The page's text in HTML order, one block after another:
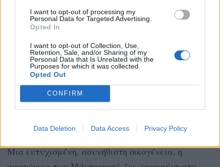
I want to opt-out of processing my
Personal Data for Targeted Advertising.
Opted In
I want to opt-out of Collection, Use,
Retention, Sale, and/or Sharing of my
Personal Data that Is Unrelated with the
Purposes for which it was collected.
Opted Out
CONFIRM
Data Deletion Data Access Privacy Policy
Ενκάντο: Ένας Κόσμος Μαγικός (Encanto)
των Μπάιρον Χάουαρντ και Τζάρεντ Μπους.
Animation 2021, ΗΠΑ 99’
Μια ευτυχισμένη, ασυνήθιστη οικογένεια, η